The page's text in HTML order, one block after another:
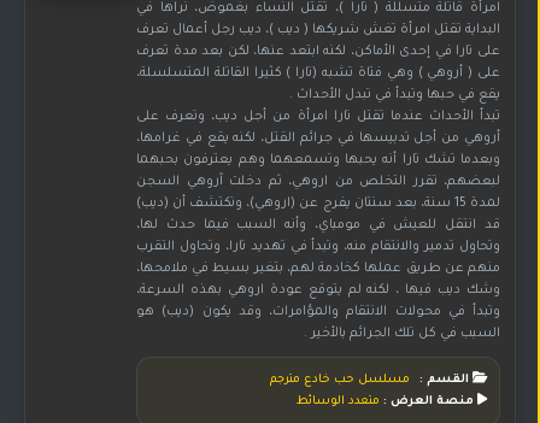
امرأة قاتلة متسللة ( تارا )، تقتل النساء بغموض، نراها في
البداية تقتل امرأة تغش شريكها ( ديب )، ديب رجل أعمال تعرف
على تارا في إحدى الأماكن، لكنه ابتعد عنها، لكن بعد مدة تعرف
على ( أروهي ) وهي فتاة تشبه (تارا ) كثيرا القاتلة المتسلسلة،
يقع في حبها وتبدأ في تبدل الأحداث .
تبدأ الأحداث عندما تقتل تارا امرأة من أجل ديب، وتعرف على
أروهي من أجل تدبيسها في جرائم القتل، لكنه يقع في غرامها،
وبعدما تشك تارا أنه يحبها وتسمعهما وهم يعترفون بحبهما
لبعضهم، تقرر التخلص من اروهي، ثم دخلت آروهي السجن
لمدة 15 سنة، بعد سنتان يفرج عن (اروهي)، وتكتشف أن (ديب)
قد انتقل للعيش في مومباي، وأنه السبب فيما حدث لها،
وتحاول تدمير والانتقام منه، وتبدأ في تهديد تارا، وتحاول التقرب
منهم عن طريق عملها كخادمة لهم، بتغير بسيط في ملامحها،
وشك ديب فيها ، لكنه لم يتوقع عودة اروهي بهذه السرعة،
وتبدأ في محولات الانتقام والمؤامرات، وقد يكون (ديب) هو
السبب في كل تلك الجرائم بالأخير .
القسم :
مسلسل حب خادع مترجم
منصة العرض : متعدد الوسائط